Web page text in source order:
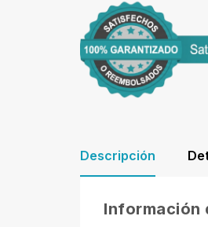
Descripción
Información